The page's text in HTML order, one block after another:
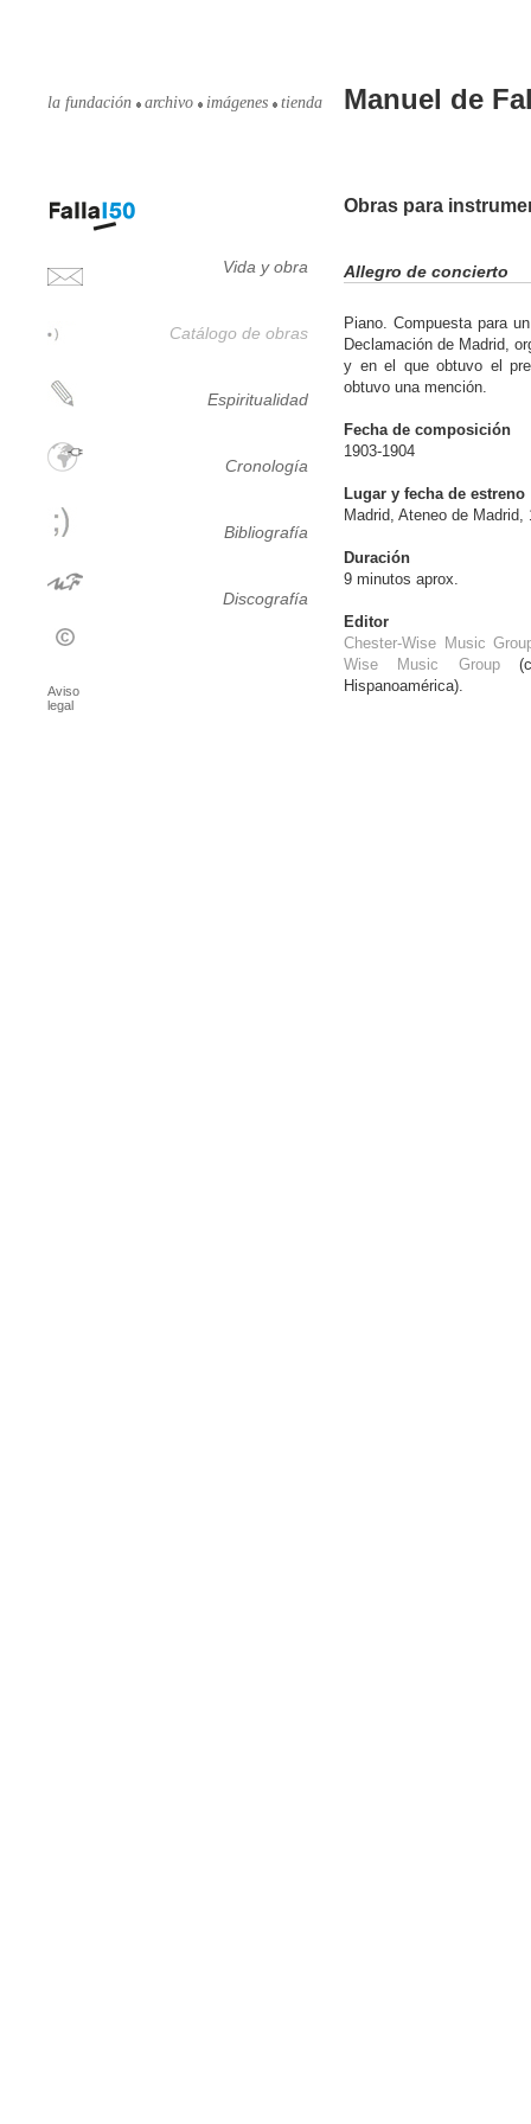
la fundación archivo imágenes tienda Manuel de
Aviso
legal
Vida y obra
Catálogo de obras
Espiritualidad
Cronología
Bibliografía
Discografía
Obras para
Allegro de concierto
Piano. Compuesta para
Declamación de Madrid,
y en el que obtuvo el
obtuvo una mención.
Fecha de composición
1903-1904
Lugar y fecha de estreno
Madrid, Ateneo de
Duración
9 minutos aprox.
Editor
Chester-Wise Music
Wise Music Group
Hispanoamérica).